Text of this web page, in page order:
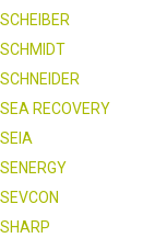
SCHEIBER
SCHMIDT
SCHNEIDER
SEA RECOVERY
SEIA
SENERGY
SEVCON
SHARP